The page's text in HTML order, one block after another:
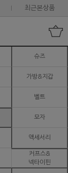
최근본상품
슈즈
가방&지갑
벨트
모자
액세서리
커프스&
넥타이핀